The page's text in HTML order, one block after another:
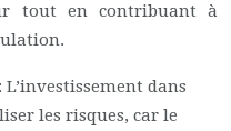
tout en contribuant à
dans
les risques, car le